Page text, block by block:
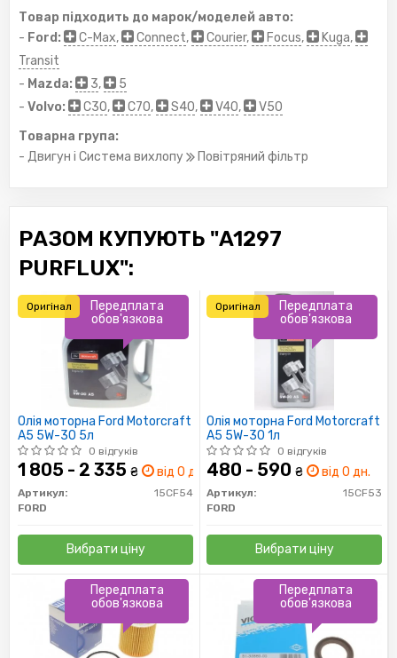
Товар підходить до марок/моделей авто:
- Ford: C-Max, Connect, Courier, Focus, Kuga,
Transit
- Mazda: 3,
5
- Volvo: C30, C70, S40, V40,
V50
Товарна група:
- Двигун і Система вихлопу
Повітряний фільтр
РАЗОМ КУПУЮТЬ "A1297
PURFLUX":
Олія моторна Ford Motorcraft
A5 5W-30 5л
0 відгуків
1 805 - 2 335 ₴ від 0 дн.
Артикул:
15CF54
FORD
Вибрати ціну
Передплата
обов'язкова
Оригінал
Олія моторна Ford Motorcraft
A5 5W-30 1л
0 відгуків
480 - 590 ₴ від 0 дн.
Артикул:
15CF53
FORD
Вибрати ціну
Передплата
обов'язкова
Оригінал
Передплата
обов'язкова
Передплата
обов'язкова